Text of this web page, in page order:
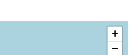
+
−